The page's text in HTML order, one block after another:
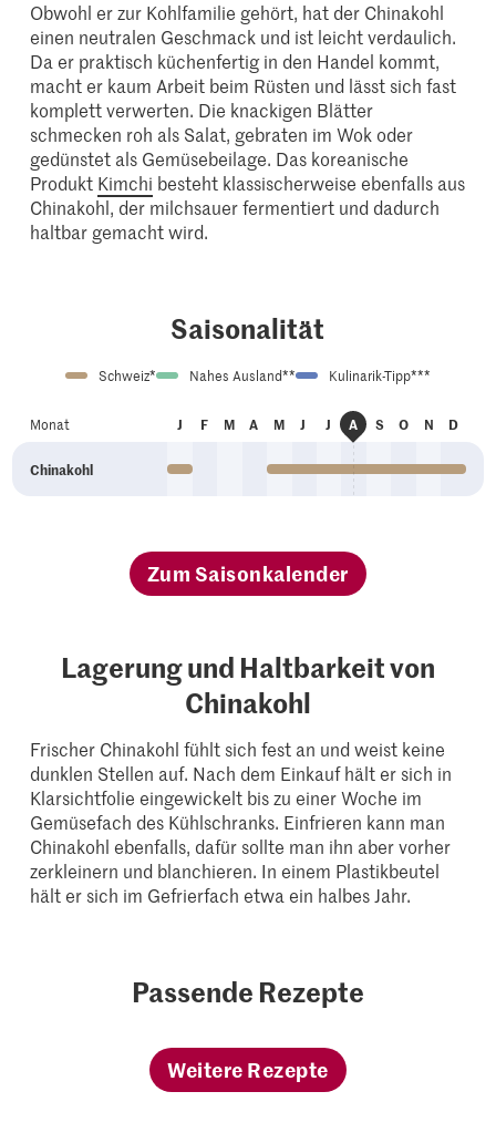
Obwohl er zur Kohlfamilie gehört, hat der Chinakohl
einen neutralen Geschmack und ist leicht verdaulich.
Da er praktisch küchenfertig in den Handel kommt,
macht er kaum Arbeit beim Rüsten und lässt sich fast
komplett verwerten. Die knackigen Blätter
schmecken roh als Salat, gebraten im Wok oder
gedünstet als Gemüsebeilage. Das koreanische
Produkt Kimchi besteht klassischerweise ebenfalls aus
Chinakohl, der milchsauer fermentiert und dadurch
haltbar gemacht wird.
Saisonalität
Schweiz* Nahes Ausland** Kulinarik-Tipp***
Monat Jan Feb Mär Apr Mai J Jul Aug SepOkt Nov Dez
Chinakohl
Zum Saisonkalender
Lagerung und Haltbarkeit von
Chinakohl
Frischer Chinakohl fühlt sich fest an und weist keine
dunklen Stellen auf. Nach dem Einkauf hält er sich in
Klarsichtfolie eingewickelt bis zu einer Woche im
Gemüsefach des Kühlschranks. Einfrieren kann man
Chinakohl ebenfalls, dafür sollte man ihn aber vorher
zerkleinern und blanchieren. In einem Plastikbeutel
hält er sich im Gefrierfach etwa ein halbes Jahr.
Passende Rezepte
Weitere Rezepte